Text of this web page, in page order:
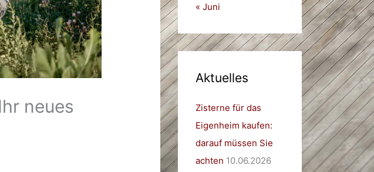
neues
« Juni
Aktuelles
Zisterne für das
Eigenheim kaufen:
darauf müssen Sie
achten 10.06.2026